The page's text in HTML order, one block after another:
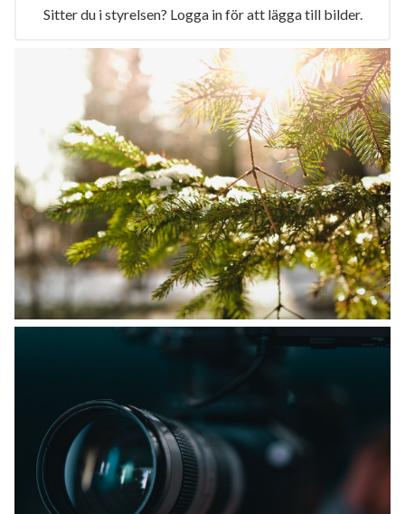
Sitter du i styrelsen? Logga in för att lägga till bilder.